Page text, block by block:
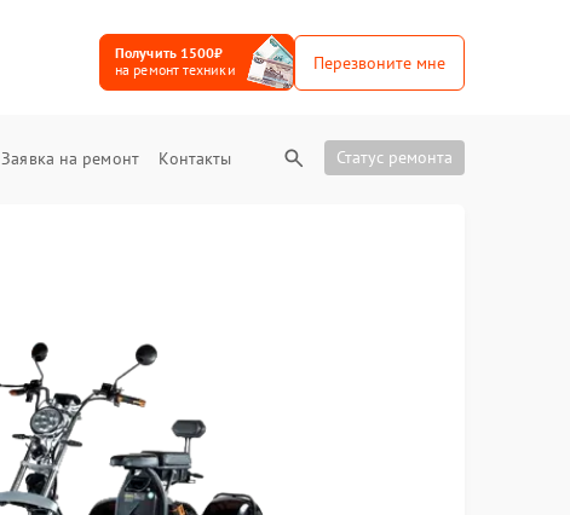
Получить 1500₽
на ремонт техники
Перезвоните мне
Заявка на ремонт Контакты Статус ремонта